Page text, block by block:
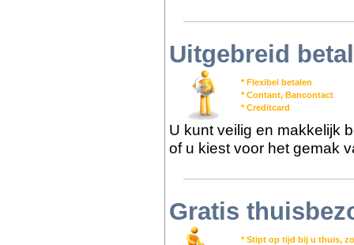
Uitgebreid
* Flexibel betalen
* Contant, Bancontact
* Creditcard
U kunt veilig en makkelijk
of u kiest voor het gemak
Gratis
* Stipt op tijd bij u thuis,